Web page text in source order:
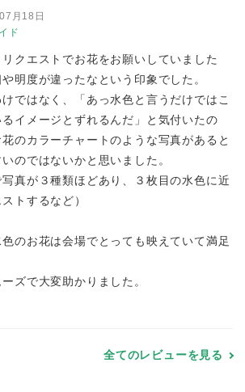
月18日
ド
リクエストでお花をお願いしていました
明度が違ったなという印象でした。
ではなく、「あっ水色と言うだけではこ
イメージとずれるんだ」と気付いたの
のカラーチャートのような写真があると
のではないかと思いました。
写真が３種類ほどあり、３枚目の水色に近
トするなど）
のお花は会場でとっても映えていて満足
ズで大変助かりました。
全てのレビューを見る